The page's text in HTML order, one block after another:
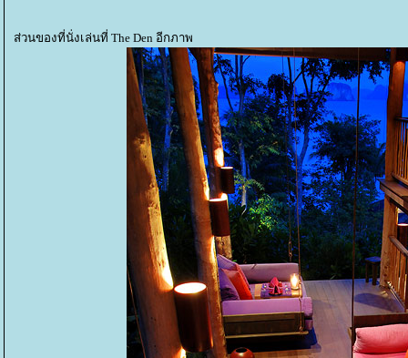
ส่วนของที่นั่งเล่นที่ The Den อีกภาพ